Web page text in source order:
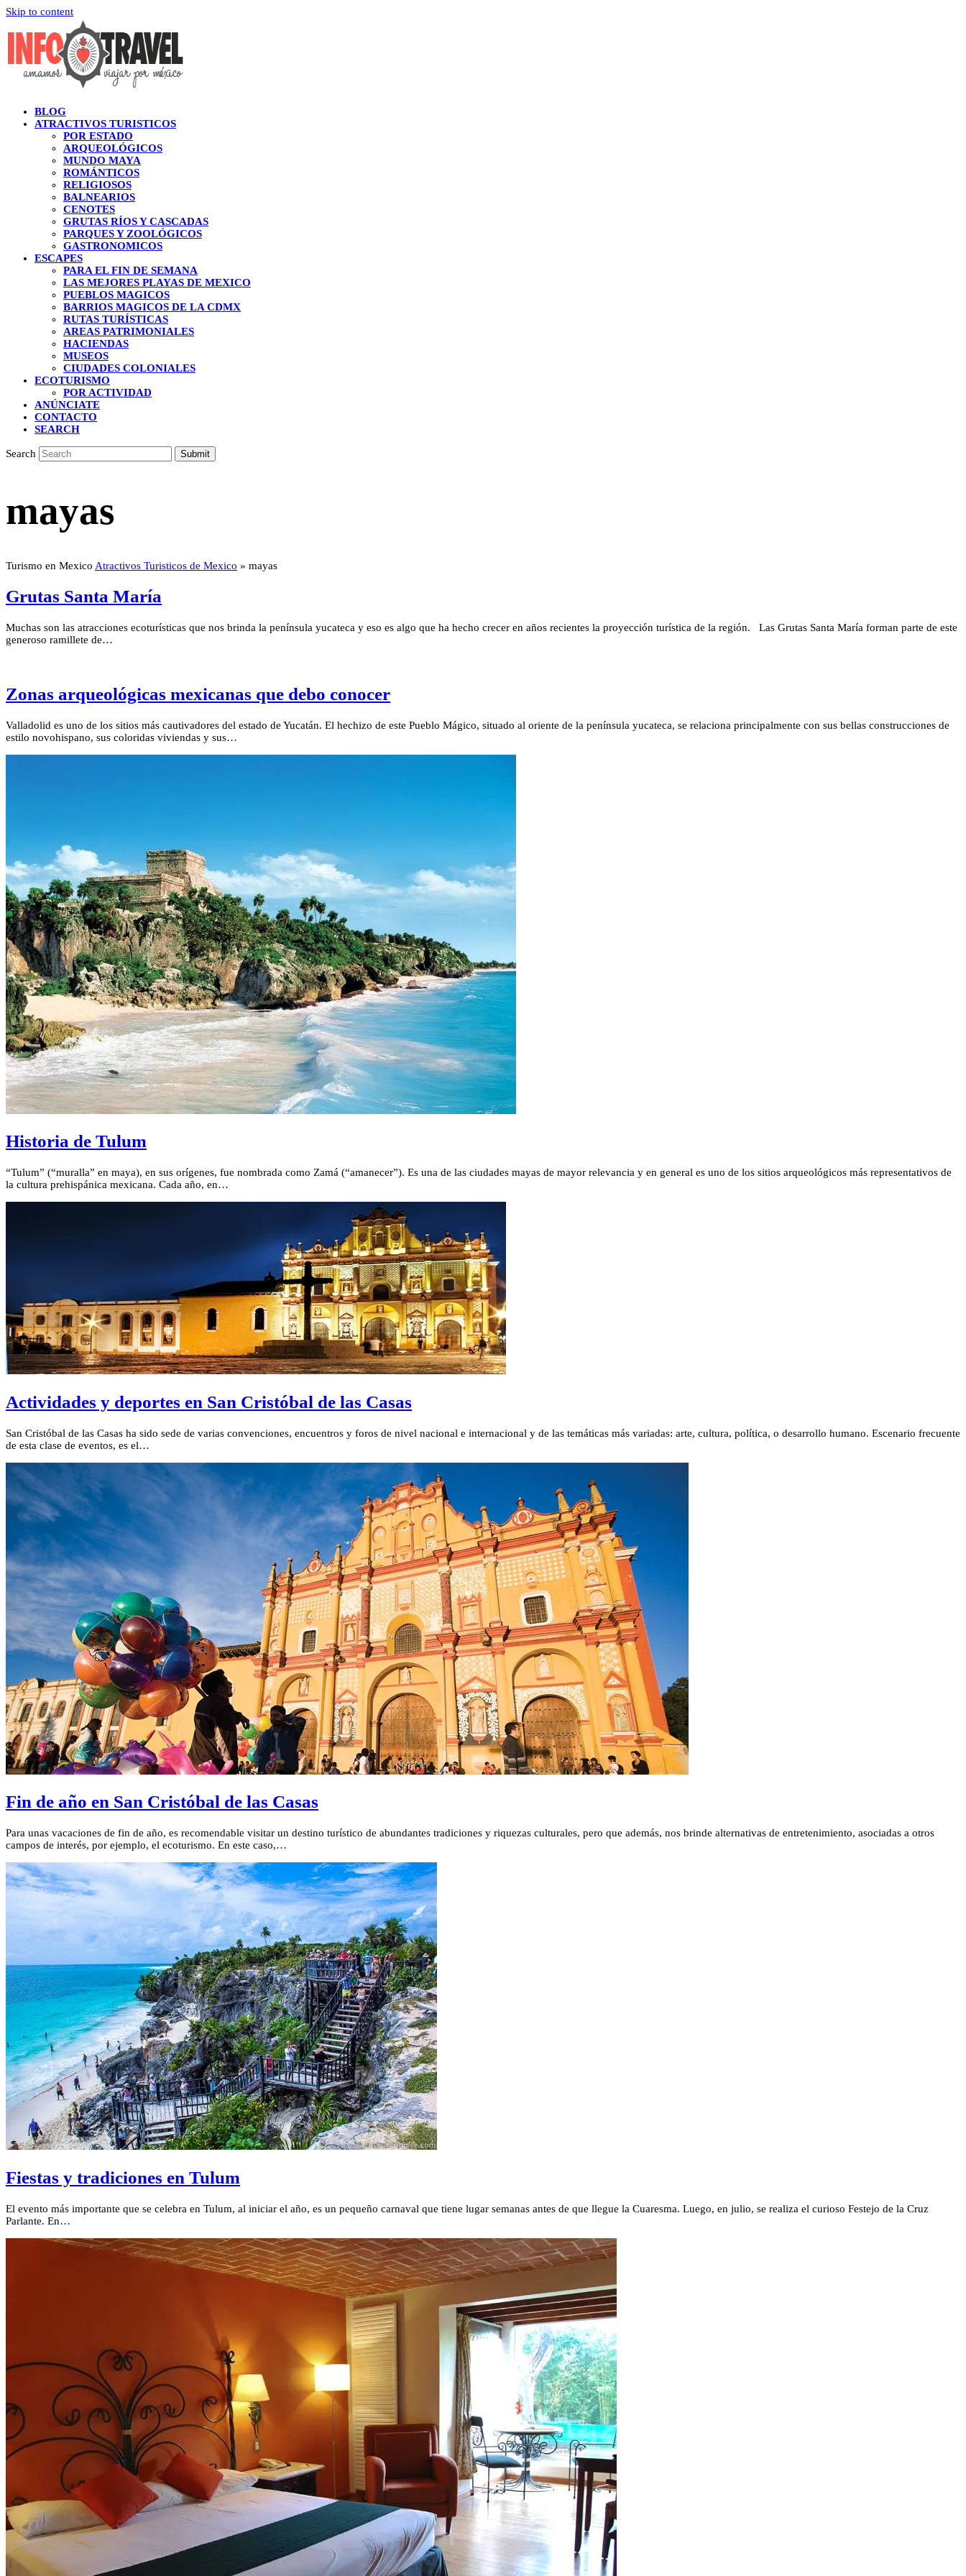
Skip to content
BLOG
ATRACTIVOS TURISTICOS
POR ESTADO
ARQUEOLÓGICOS
MUNDO MAYA
ROMÁNTICOS
RELIGIOSOS
BALNEARIOS
CENOTES
GRUTAS RÍOS Y CASCADAS
PARQUES Y ZOOLÓGICOS
GASTRONOMICOS
ESCAPES
PARA EL FIN DE SEMANA
LAS MEJORES PLAYAS DE MEXICO
PUEBLOS MAGICOS
BARRIOS MAGICOS DE LA CDMX
RUTAS TURÍSTICAS
AREAS PATRIMONIALES
HACIENDAS
MUSEOS
CIUDADES COLONIALES
ECOTURISMO
POR ACTIVIDAD
ANÚNCIATE
CONTACTO
SEARCH
Search Submit
mayas
Turismo en Mexico Atractivos Turisticos de Mexico » mayas
Grutas Santa María
Muchas son las atracciones ecoturísticas que nos brinda la península yucateca y eso es algo que ha hecho crecer en años recientes la proyección turística de la región. Las Grutas Santa María forman parte de este
generoso ramillete de…
Zonas arqueológicas mexicanas que debo conocer
Valladolid es uno de los sitios más cautivadores del estado de Yucatán. El hechizo de este Pueblo Mágico, situado al oriente de la península yucateca, se relaciona principalmente con sus bellas construcciones de
estilo novohispano, sus coloridas viviendas y sus…
Historia de Tulum
“Tulum” (“muralla” en maya), en sus orígenes, fue nombrada como Zamá (“amanecer”). Es una de las ciudades mayas de mayor relevancia y en general es uno de los sitios arqueológicos más representativos de
la cultura prehispánica mexicana. Cada año, en…
Actividades y deportes en San Cristóbal de las Casas
San Cristóbal de las Casas ha sido sede de varias convenciones, encuentros y foros de nivel nacional e internacional y de las temáticas más variadas: arte, cultura, política, o desarrollo humano. Escenario frecuente
de esta clase de eventos, es el…
Fin de año en San Cristóbal de las Casas
Para unas vacaciones de fin de año, es recomendable visitar un destino turístico de abundantes tradiciones y riquezas culturales, pero que además, nos brinde alternativas de entretenimiento, asociadas a otros
campos de interés, por ejemplo, el ecoturismo. En este caso,…
Fiestas y tradiciones en Tulum
El evento más importante que se celebra en Tulum, al iniciar el año, es un pequeño carnaval que tiene lugar semanas antes de que llegue la Cuaresma. Luego, en julio, se realiza el curioso Festejo de la Cruz
Parlante. En…